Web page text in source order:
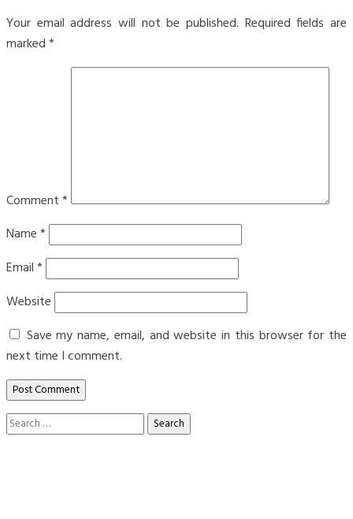
Your email address will not be published. Required fields are
marked*
Comment*
Name*
Email*
Website
Save my name, email, and website in this browser for the
next time I comment.
Search